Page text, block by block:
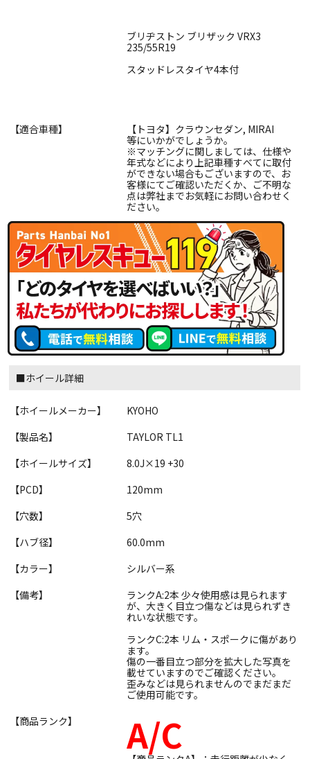
ブリヂストン ブリザック VRX3
235/55R19
スタッドレスタイヤ4本付
【適合車種】
【トヨタ】クラウンセダン, MIRAI
等にいかがでしょうか。
※マッチングに関しましては、仕様や
年式などにより上記車種すべてに取付
ができない場合もございますので、お
客様にてご確認いただくか、ご不明な
点は弊社までお気軽にお問い合わせく
ださい。
■ホイール詳細
【ホイールメーカー】
KYOHO
【製品名】
TAYLOR TL1
【ホイールサイズ】
8.0J×19 +30
【PCD】
120mm
【穴数】
5穴
【ハブ径】
60.0mm
【カラー】
シルバー系
【備考】
ランクA:2本 少々使用感は見られます
が、大きく目立つ傷などは見られずき
れいな状態です。
ランクC:2本 リム・スポークに傷があり
ます。
傷の一番目立つ部分を拡大した写真を
載せていますのでご確認ください。
歪みなどは見られませんのでまだまだ
ご使用可能です。
【商品ランク】
A/C